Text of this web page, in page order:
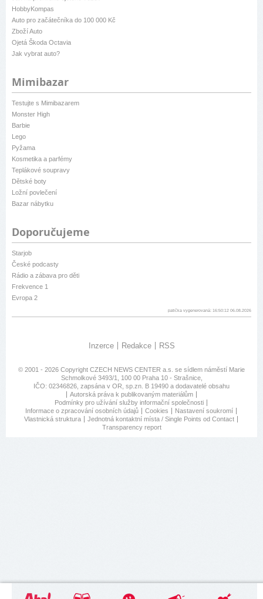
HobbyKompas
Auto pro začátečníka do 100 000 Kč
Zboží Auto
Ojetá Škoda Octavia
Jak vybrat auto?
Mimibazar
Testujte s Mimibazarem
Monster High
Barbie
Lego
Pyžama
Kosmetika a parfémy
Teplákové soupravy
Dětské boty
Ložní povlečení
Bazar nábytku
Doporučujeme
Starjob
České podcasty
Rádio a zábava pro děti
Frekvence 1
Evropa 2
patička vygenerovaná: 16:50:12 06.08.2026
Inzerce Redakce RSS
© 2001 - 2026 Copyright CZECH NEWS CENTER a.s. se sídlem náměstí Marie
Schmolkové 3493/1, 100 00 Praha 10 - Strašnice,
IČO: 02346826, zapsána v OR, sp.zn. B 19490 a dodavatelé obsahu
Autorská práva k publikovaným materiálům
Podmínky pro užívání služby informační společnosti
Informace o zpracování osobních údajů
Cookies
Nastavení soukromí
Vlastnická struktura
Jednotná kontaktní místa / Single Points od Contact
Transparency report